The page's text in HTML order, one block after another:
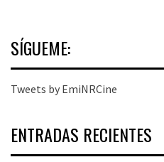
SÍGUEME:
Tweets by EmiNRCine
ENTRADAS RECIENTES